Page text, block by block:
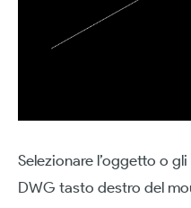
Selezionare l’oggetto o
DWG tasto destro del